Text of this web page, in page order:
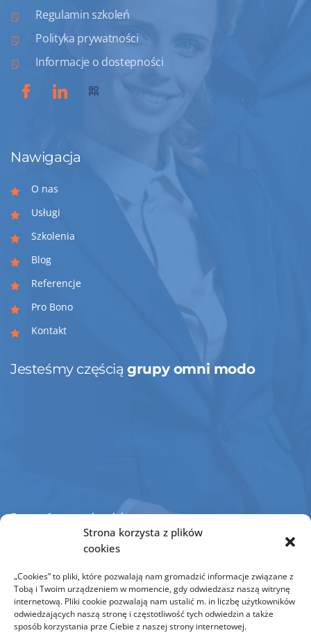
Strona korzysta z plików
cookies
„Cookies” to pliki, które pozwalają nam gromadzić informacje związane z
Tobą i Twoim urządzeniem w momencie, gdy odwiedzasz naszą witrynę
internetową. Pliki cookie pozwalają nam ustalić m. in liczbę użytkowników
odwiedzających naszą stronę i częstotliwość tych odwiedzin a także
sposób korzystania prze Ciebie z naszej strony internetowej.
Regulamin szkoleń
Polityka prywatności
Informacje o dostepności
Nawigacja
O nas
Usługi
Szkolenia
Blog
Referencje
Pro Bono
Kontakt
Jesteśmy częściągrupy omni modo
Jesteśmy członkiem